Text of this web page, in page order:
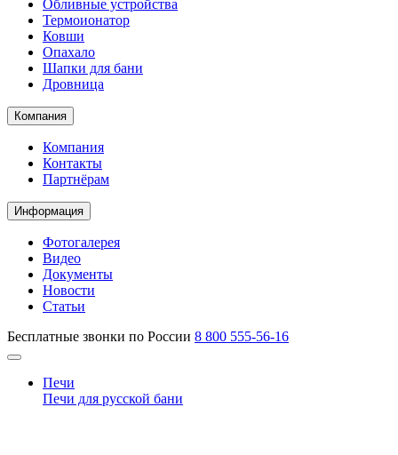
Обливные устройства
Термоионатор
Ковши
Опахало
Шапки для бани
Дровница
Компания
Компания
Контакты
Партнёрам
Информация
Фотогалерея
Видео
Документы
Новости
Статьи
Бесплатные звонки по России 8 800 555-56-16
Печи
Печи для русской бани